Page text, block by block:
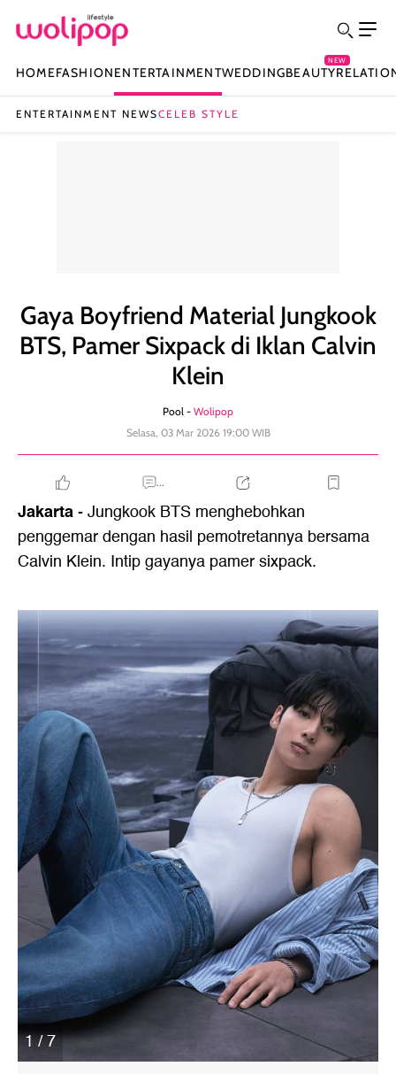
HOMEFASHIONENTERTAINMENTWEDDINGBEAUTY
NEW
ENTERTAINMENT NEWSCELEB STYLE
Gaya Boyfriend Material Jungkook
BTS, Pamer Sixpack di Iklan Calvin
Klein
Pool - Wolipop
Selasa, 03 Mar 2026 19:00 WIB
...
Jakarta- Jungkook BTS menghebohkan
penggemar dengan hasil pemotretannya bersama
Calvin Klein. Intip gayanya pamer sixpack.
1 / 7